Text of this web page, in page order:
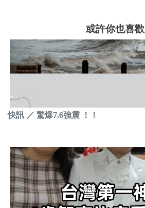
或許你也喜歡
快訊 ／ 驚爆7.6強震 ！！